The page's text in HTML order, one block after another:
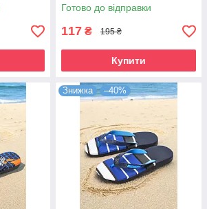
Готово до відправки
117 ₴ 195 ₴
Купити
Знижка –40%